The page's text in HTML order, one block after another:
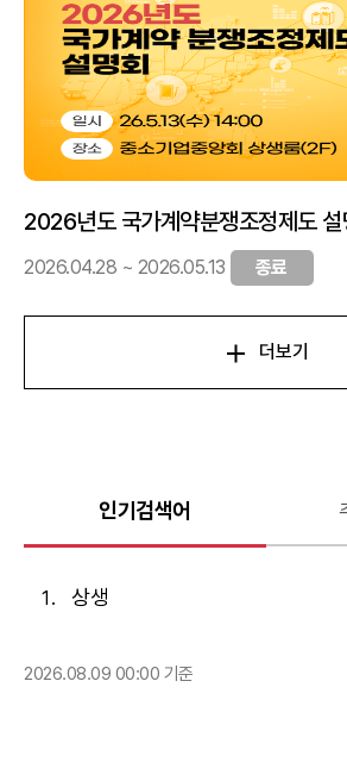
2026년도 국가계약분쟁조정제도 설
2026.04.28 ~ 2026.05.13 종료
더보기
인기검색어
상생
2026.08.09 00:00 기준